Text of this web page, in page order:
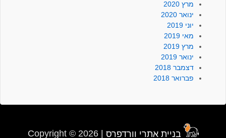
מרץ 2020
ינואר 2020
יוני 2019
מאי 2019
מרץ 2019
ינואר 2019
דצמבר 2018
פברואר 2018
Copyright © 2026 | בניית אתרי וורדפרס